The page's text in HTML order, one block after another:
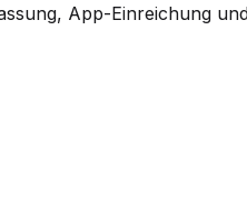
App-Einreichung